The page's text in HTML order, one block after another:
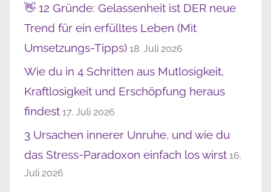
👋 12 Gründe: Gelassenheit ist DER neue
Trend für ein erfülltes Leben (Mit
Umsetzungs-Tipps) 18. Juli 2026
Wie du in 4 Schritten aus Mutlosigkeit,
Kraftlosigkeit und Erschöpfung heraus
findest 17. Juli 2026
3 Ursachen innerer Unruhe, und wie du
das Stress-Paradoxon einfach los wirst 16.
Juli 2026